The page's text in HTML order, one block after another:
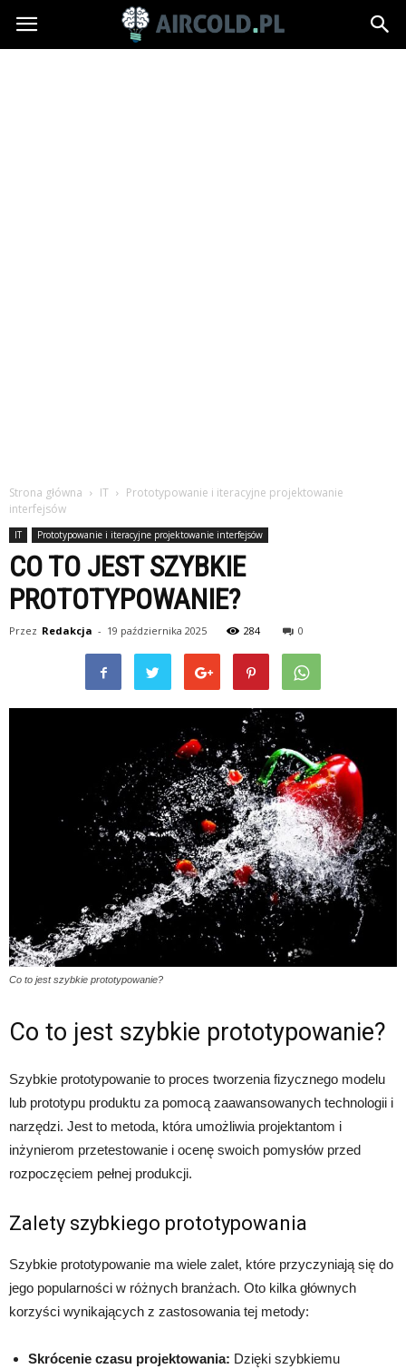
Aircold.pl
Strona główna IT
Prototypowanie i iteracyjne projektowanie
interfejsów
IT Prototypowanie i iteracyjne projektowanie interfejsów
CO TO JEST SZYBKIE
PROTOTYPOWANIE?
Przez Redakcja - 19 października 2025 284 0
Co to jest szybkie prototypowanie?
Co to jest szybkie prototypowanie?
Szybkie prototypowanie to proces tworzenia fizycznego modelu
lub prototypu produktu za pomocą zaawansowanych technologii i
narzędzi. Jest to metoda, która umożliwia projektantom i
inżynierom przetestowanie i ocenę swoich pomysłów przed
rozpoczęciem pełnej produkcji.
Zalety szybkiego prototypowania
Szybkie prototypowanie ma wiele zalet, które przyczyniają się do
jego popularności w różnych branżach. Oto kilka głównych
korzyści wynikających z zastosowania tej metody:
Skrócenie czasu projektowania: Dzięki szybkiemu